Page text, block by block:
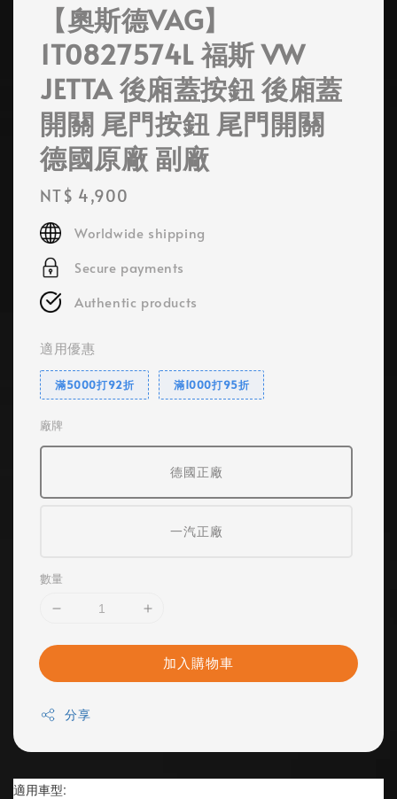
【奧斯德VAG】
1T0827574L 福斯 VW
JETTA 後廂蓋按鈕 後廂蓋
開關 尾門按鈕 尾門開關
德國原廠 副廠
Regular
price
NT$ 4,900
Worldwide shipping
Secure payments
Authentic products
適用優惠
滿5000打92折 滿1000打95折
廠牌
德國正廠
一汽正廠
數量
加入購物車
分享
適用車型: